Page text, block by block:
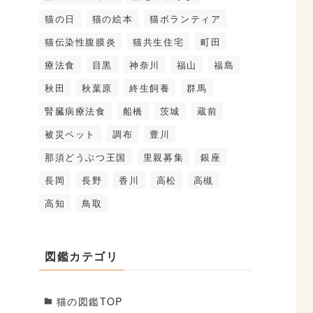
猫の日
猫の絵本
猫ボランティア
猫伝染性腹膜炎
猫共生住宅
町田
療法食
目黒 神奈川 福山
福島
秋田
秋葉原 終生飼養
群馬
腎臓病療法食
船橋 茨城
蔵前
被災ペット
調布
豊川
那須どうぶつ王国
里親募集
銀座
長岡
長野 香川 高松
高槻
高知
鳥取
図鑑カテゴリ
猫の図鑑TOP